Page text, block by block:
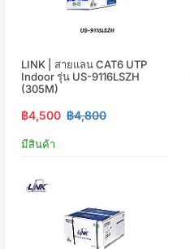
LINK | สายแลน CAT6 UTP
Indoor รุ่น US-9116LSZH
(305M)
฿4,500 ฿4,800
มีสินค้า